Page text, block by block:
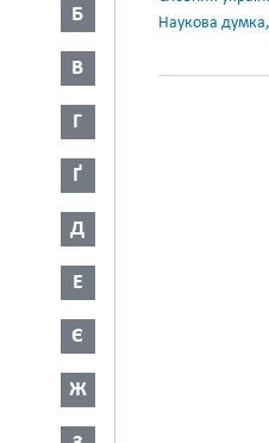
Б
В
Г
Ґ
Д
Е
Є
Ж
Наукова